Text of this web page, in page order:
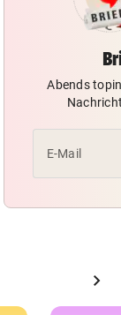
Abends
E-Mail
chevron_right